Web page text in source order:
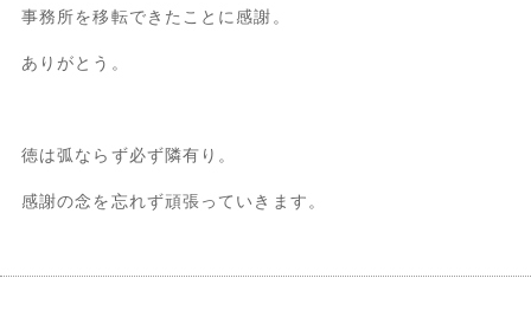
事務所を移転できたことに感謝。
ありがとう。
徳は弧ならず必ず隣有り。
感謝の念を忘れず頑張っていきます。